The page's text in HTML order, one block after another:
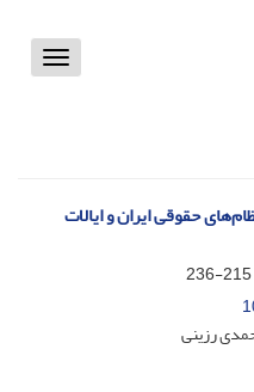
Toggle
حقوقی ایران و ایالات
215-236
رزینی